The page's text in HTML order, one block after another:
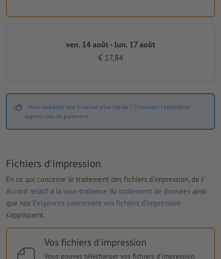
ven. 14 août - lun. 17 août
€ 17,84
Vous souhaitez une livraison plus rapide ? Choisissez l'expédition
express lors du paiement.
Fichiers d'impression
En ce qui concerne le traitement des fichiers d'impression, de l'
Accord relatif à la sous-traitance du traitement de données ainsi
que nos Exigences concernant vos fichiers d'impression
s'appliquent
Vos fichiers d'impression
Vous pouvez télécharger vos fichiers d'impression